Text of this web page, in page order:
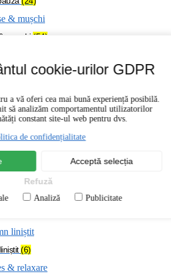
mușchi(54)
solicitat(108)
unghii(17)
ochilor(13)
& alăptare(11)
(6)
cookie-urilor GDPR
a vă oferi cea mai bună experiență posibilă.
să analizăm comportamentul utilizatorilor
constant site-ul web pentru dvs.
de confidențialitate
Acceptă selecția
Refuză
Analiză Publicitate